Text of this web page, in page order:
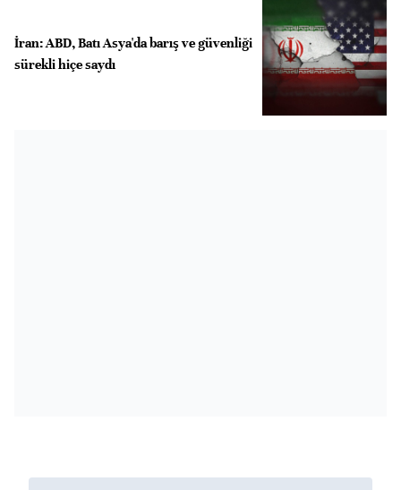
İran: ABD, Batı Asya'da barış ve güvenliği
sürekli hiçe saydı